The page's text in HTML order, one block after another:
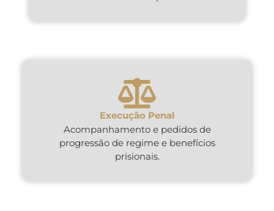
Execução Penal
Acompanhamento e pedidos de
progressão de regime e benefícios
prisionais.